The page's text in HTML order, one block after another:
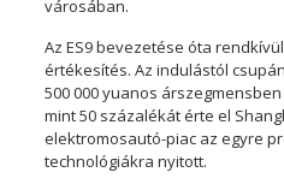
városában.
Az ES9 bevezetése óta
értékesítés. Az indulástól
500 000 yuanos
mint 50 százalékát érte el
elektromosautó-piac az egyre
technológiákra nyitott.